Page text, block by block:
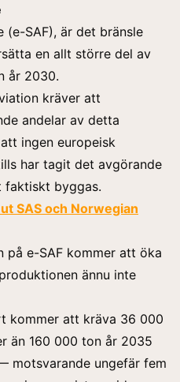
SAF), är det bränsle
en allt större del av
år 2030.
kräver att
andelar av detta
ingen europeisk
har tagit det avgörande
faktiskt byggas.
SAS och Norwegian
e-SAF kommer att öka
ännu inte
kommer att kräva 36 000
än 160 000 ton år 2035
motsvarande ungefär fem